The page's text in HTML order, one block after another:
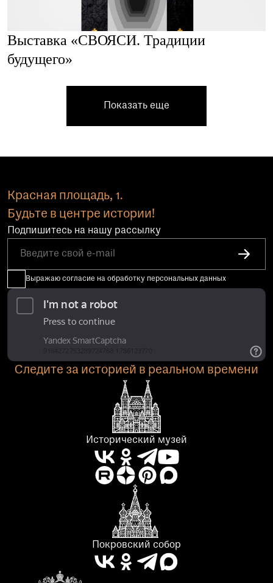
Выставка «СВОЯСИ. Традиции
будущего»
Показать еще
Красная площадь, 1.
Будьте в центре истории!
Подпишитесь на нашу рассылку
Выражаю согласие на обработку персональных данных
Следите за историей в реальном времени
Исторический музей
Покровский собор